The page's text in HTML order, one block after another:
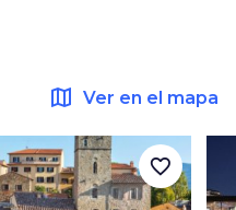
map Ver en el mapa
favorite_border